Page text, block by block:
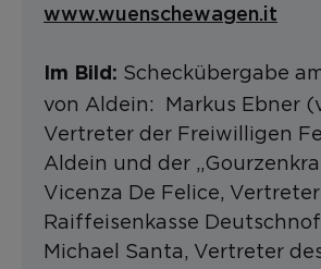
www.wuenschewagen.it
Im Bild: Scheckübergabe
von Aldein: Markus Ebner
Vertreter der Freiwilligen
Aldein und der
Vicenza De Felice,
Raiffeisenkasse
Michael Santa, Vertreter